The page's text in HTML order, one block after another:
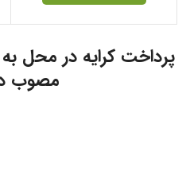
پرداخت کرایه در محل
مصوب